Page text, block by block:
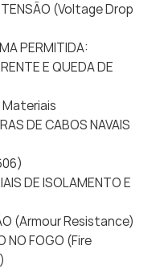
TENSÃO (Voltage Drop
PERMITIDA:
E QUEDA DE
Materiais
DE CABOS NAVAIS
DE ISOLAMENTO E
(Armour Resistance)
NO FOGO (Fire